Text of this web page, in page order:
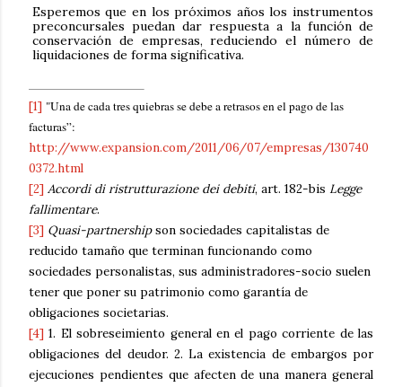
Esperemos que en los próximos años los instrumentos
preconcursales puedan dar respuesta a la función de
conservación de empresas, reduciendo el número de
liquidaciones de forma significativa.
[1] "Una de cada tres quiebras se debe a retrasos en el pago de las
facturas”:
http://www.expansion.com/2011/06/07/empresas/130740
0372.html
[2] Accordi di ristrutturazione dei debiti, art. 182-bis Legge
fallimentare.
[3] Quasi-partnershipson sociedades capitalistas de
reducido tamaño que terminan funcionando como
sociedades personalistas, sus administradores-socio suelen
tener que poner su patrimonio como garantía de
obligaciones societarias.
[4] 1. El sobreseimiento general en el pago corriente de las
obligaciones del deudor. 2. La existencia de embargos por
ejecuciones pendientes que afecten de una manera general